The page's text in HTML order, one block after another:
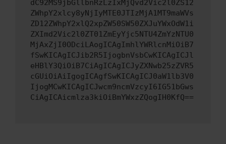
dC92MS9jbGllbnRzLzIxMjQvd2Vic2l0ZS12
ZWhpY2xlcy8yNjIyMTE0JTIzMjA1MT9maWVs
ZD12ZWhpY2xlQ2xpZW50SW50ZXJuYWxOdW1i
ZXImd2Vic2l0ZT01ZmEyYjc5NTU4ZmYzNTU0
MjAxZjI0ODciLAogICAgImhlYWRlcnMiOiB7
fSwKICAgICJib2R5IjogbnVsbCwKICAgICJl
eHBlY3QiOiB7CiAgICAgICJyZXNwb25zZVR5
cGUiOiAiIgogICAgfSwKICAgICJ0aW1lb3V0
IjogMCwKICAgICJwcm9ncmVzcyI6IG51bGws
CiAgICAicmlza3kiOiBmYWxzZQogIH0KfQ==